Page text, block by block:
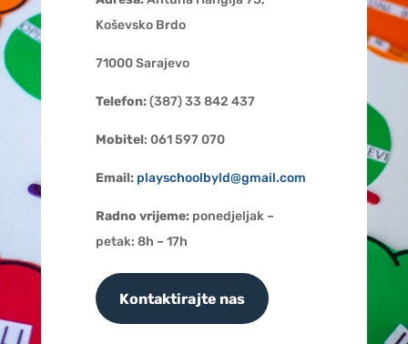
Koševsko Brdo
71000 Sarajevo
Telefon:(387) 33 842 437
Mobitel: 061 597 070
Email: playschoolbyld@gmail.com
Radno vrijeme:ponedjeljak –
petak: 8h – 17h
Kontaktirajte nas